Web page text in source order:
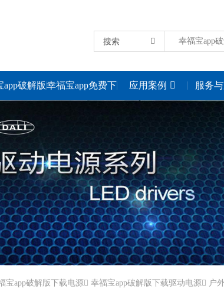
搜索
app破解版幸福宝app免费下 应用案例 服务
宝app破解版下载电源 幸福宝app破解版下载驱动电源 户